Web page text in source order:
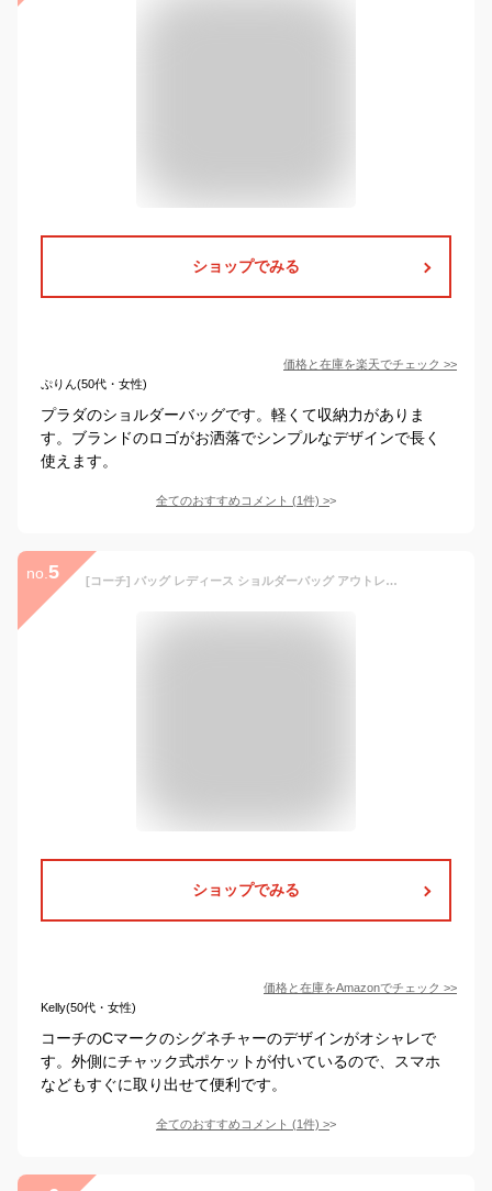
ショップでみる
価格と在庫を楽天でチェック >>
ぷりん(50代・女性)
プラダのショルダーバッグです。軽くて収納力がありま
す。ブランドのロゴがお洒落でシンプルなデザインで長く
使えます。
全てのおすすめコメント (1件) >
no. 5 [コーチ] バッグ レディース ショルダーバッグ アウトレット 斜めがけ ミニ ブランド 肩掛け ローワン ファイル MINI ROWAN FILE BAG (KHAKI/LIGHT SAGE/グリーン) [並行輸入品]
ショップでみる
価格と在庫をAmazonでチェック >>
Kelly(50代・女性)
コーチのCマークのシグネチャーのデザインがオシャレで
す。外側にチャック式ポケットが付いているので、スマホ
などもすぐに取り出せて便利です。
全てのおすすめコメント (1件) >